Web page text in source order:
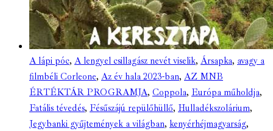
A lápi póc, A lengyel csillagász nevét viselik, Ársapka, avagy a
filmbéli Corleone, Az év hala 2023-ban, AZ MNB
ÉRTÉKTÁR PROGRAMJA, Coppola, Európa műholdja,
Fatális tévedés, Fésűszájú repülőhüllő, Hulladékszolárium,
Jegybanki gyűjtemények a világban, kenyérhéjmagyarság,